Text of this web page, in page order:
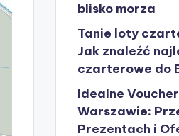
blisko morza
Tanie loty
Jak znaleźć
czarterowe do
Idealne
Warszawie:
Prezentach i